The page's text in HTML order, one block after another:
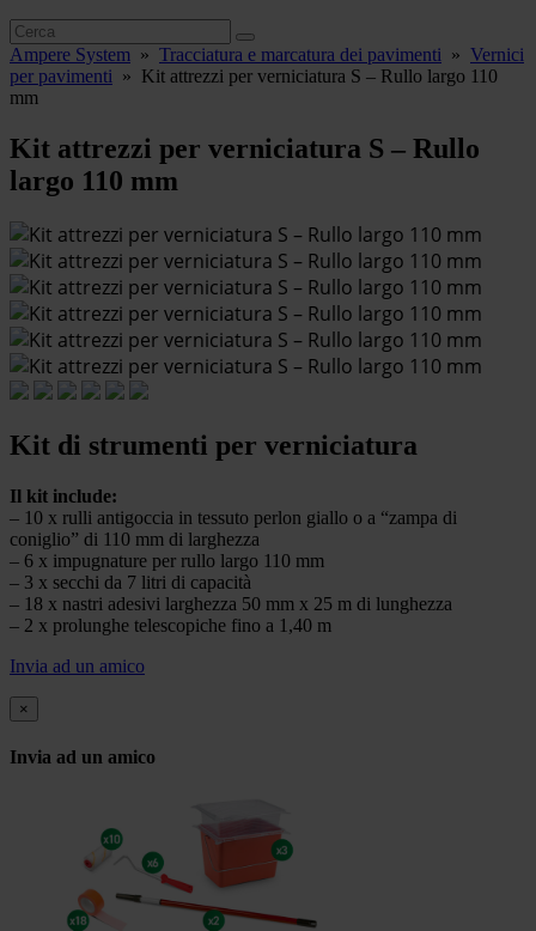
Ampere System » Tracciatura e marcatura dei pavimenti » Vernici
per pavimenti » Kit attrezzi per verniciatura S – Rullo largo 110
mm
Kit attrezzi per verniciatura S – Rullo
largo 110 mm
Kit di strumenti per verniciatura
Il kit include:
– 10 x rulli antigoccia in tessuto perlon giallo o a “zampa di
coniglio” di 110 mm di larghezza
– 6 x impugnature per rullo largo 110 mm
– 3 x secchi da 7 litri di capacità
– 18 x nastri adesivi larghezza 50 mm x 25 m di lunghezza
– 2 x prolunghe telescopiche fino a 1,40 m
Invia ad un amico
×
Invia ad un amico